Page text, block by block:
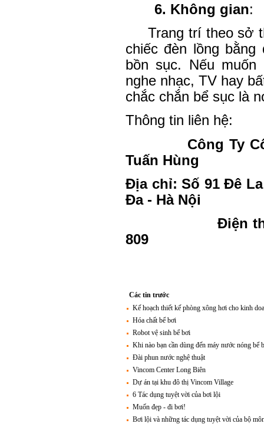
6. Không gian:
Trang trí theo sở
chiếc đèn lồng
bồn sục. Nếu
nghe nhạc, TV hay
chắc chắn bể sục là
Thông tin liên hệ:
Công Ty
Tuấn Hùng
Địa chỉ: Số 91 Đê
Đa - Hà Nội
Điện
809
Các tin trước
Kế hoạch thiết kế phòng xông hơi cho kinh
Hóa chất bể bơi
Robot vệ sinh bể bơi
Khi nào bạn cần dùng đến máy nước nóng bể
Đài phun nước nghệ thuật
Vincom Center Long Biên
Dự án tại khu đô thị Vincom Village
6 Tác dụng tuyệt vời của bơi lội
Muốn đẹp - đi bơi!
Bơi lội và những tác dụng tuyệt vời của bộ